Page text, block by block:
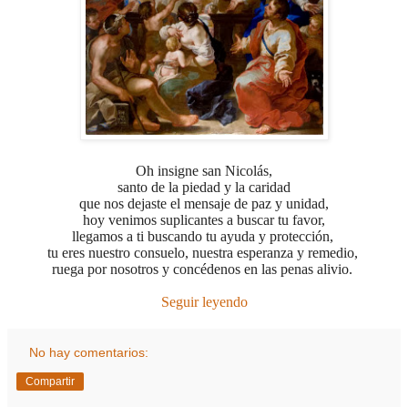
Oh insigne san Nicolás,
santo de la piedad y la caridad
que nos dejaste el mensaje de paz y unidad,
hoy venimos suplicantes a buscar tu favor,
llegamos a ti buscando tu ayuda y protección,
tu eres nuestro consuelo, nuestra esperanza y remedio,
ruega por nosotros y concédenos en las penas alivio.
Seguir leyendo
No hay comentarios:
Compartir